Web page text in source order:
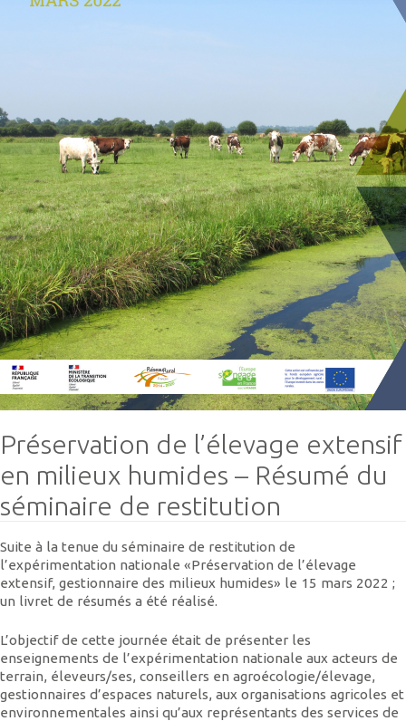
Préservation de l’élevage extensif
en milieux humides – Résumé du
séminaire de restitution
Suite à la tenue du séminaire de restitution de
l’expérimentation nationale «Préservation de l’élevage
extensif, gestionnaire des milieux humides» le 15 mars 2022 ;
un livret de résumés a été réalisé.
L’objectif de cette journée était de présenter les
enseignements de l’expérimentation nationale aux acteurs de
terrain, éleveurs/ses, conseillers en agroécologie/élevage,
gestionnaires d’espaces naturels, aux organisations agricoles et
environnementales ainsi qu’aux représentants des services de